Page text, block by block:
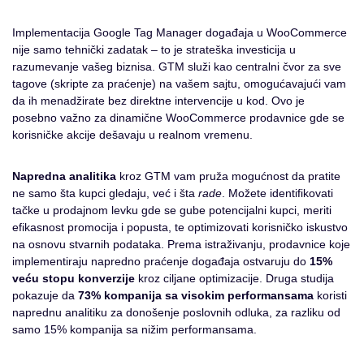
Implementacija Google Tag Manager događaja u WooCommerce
nije samo tehnički zadatak – to je strateška investicija u
razumevanje vašeg biznisa. GTM služi kao centralni čvor za sve
tagove (skripte za praćenje) na vašem sajtu, omogućavajući vam
da ih menadžirate bez direktne intervencije u kod. Ovo je
posebno važno za dinamične WooCommerce prodavnice gde se
korisničke akcije dešavaju u realnom vremenu.
Napredna analitika kroz GTM vam pruža mogućnost da pratite
ne samo šta kupci gledaju, već i šta rade . Možete identifikovati
tačke u prodajnom levku gde se gube potencijalni kupci, meriti
efikasnost promocija i popusta, te optimizovati korisničko iskustvo
na osnovu stvarnih podataka. Prema istraživanju, prodavnice koje
implementiraju napredno praćenje događaja ostvaruju do 15%
veću stopu konverzije kroz ciljane optimizacije. Druga studija
pokazuje da 73% kompanija sa visokim performansama koristi
naprednu analitiku za donošenje poslovnih odluka, za razliku od
samo 15% kompanija sa nižim performansama.